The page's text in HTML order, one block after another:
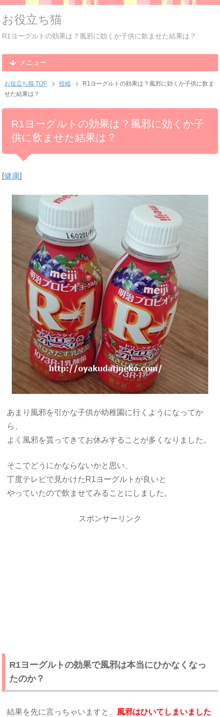
お役立ち猫
R1ヨーグルトの効果は？風邪に効くか子供に飲ませた結果は？
メニュー
お役立ち猫 TOP 投稿
R1ヨーグルトの効果は？風邪に効くか子供に飲ま
せた結果は？
R1ヨーグルトの効果は？風邪に効くか子
供に飲ませた結果は？
[健康]
あまり風邪を引かな子供が幼稚園に行くようになってか
ら、
よく風邪を貰ってきてお休みすることが多くなりました。
そこでどうにかならないかと思い、
丁度テレビで見かけたR1ヨーグルトが良いと
やっていたので飲ませてみることにしました。
スポンサーリンク
R1ヨーグルトの効果で風邪は本当にひかなくなっ
たのか？
結果を先に言っちゃいますと、 風邪はひいてしまいました